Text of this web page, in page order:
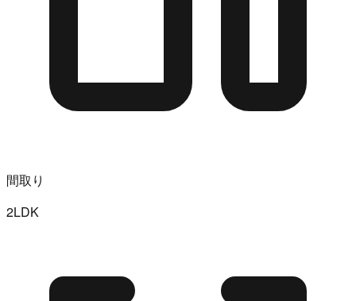
間取り
2LDK